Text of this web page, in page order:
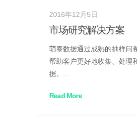
2016年12月5日
市场研究解决方案
萌泰数据通过成熟的抽样问
帮助客户更好地收集、处理
据。...
Read More